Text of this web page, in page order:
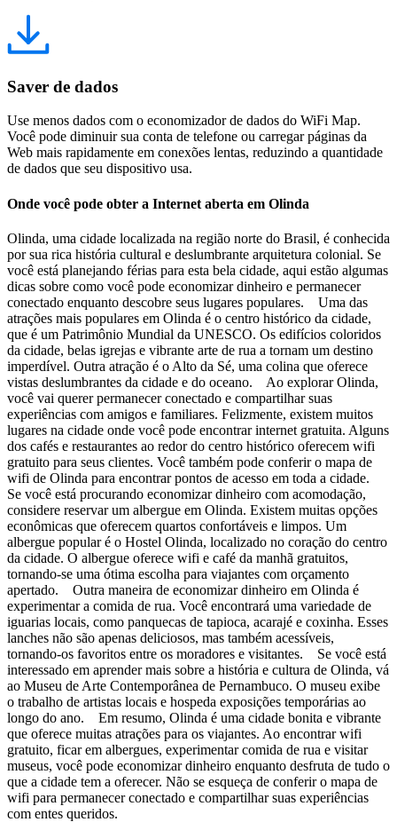
Saver de dados
Use menos dados com o economizador de dados do WiFi Map.
Você pode diminuir sua conta de telefone ou carregar páginas da
Web mais rapidamente em conexões lentas, reduzindo a quantidade
de dados que seu dispositivo usa.
Onde você pode obter a Internet aberta em Olinda
Olinda, uma cidade localizada na região norte do Brasil, é conhecida
por sua rica história cultural e deslumbrante arquitetura colonial. Se
você está planejando férias para esta bela cidade, aqui estão algumas
dicas sobre como você pode economizar dinheiro e permanecer
conectado enquanto descobre seus lugares populares. Uma das
atrações mais populares em Olinda é o centro histórico da cidade,
que é um Patrimônio Mundial da UNESCO. Os edifícios coloridos
da cidade, belas igrejas e vibrante arte de rua a tornam um destino
imperdível. Outra atração é o Alto da Sé, uma colina que oferece
vistas deslumbrantes da cidade e do oceano. Ao explorar Olinda,
você vai querer permanecer conectado e compartilhar suas
experiências com amigos e familiares. Felizmente, existem muitos
lugares na cidade onde você pode encontrar internet gratuita. Alguns
dos cafés e restaurantes ao redor do centro histórico oferecem wifi
gratuito para seus clientes. Você também pode conferir o mapa de
wifi de Olinda para encontrar pontos de acesso em toda a cidade.
Se você está procurando economizar dinheiro com acomodação,
considere reservar um albergue em Olinda. Existem muitas opções
econômicas que oferecem quartos confortáveis e limpos. Um
albergue popular é o Hostel Olinda, localizado no coração do centro
da cidade. O albergue oferece wifi e café da manhã gratuitos,
tornando-se uma ótima escolha para viajantes com orçamento
apertado. Outra maneira de economizar dinheiro em Olinda é
experimentar a comida de rua. Você encontrará uma variedade de
iguarias locais, como panquecas de tapioca, acarajé e coxinha. Esses
lanches não são apenas deliciosos, mas também acessíveis,
tornando-os favoritos entre os moradores e visitantes. Se você está
interessado em aprender mais sobre a história e cultura de Olinda, vá
ao Museu de Arte Contemporânea de Pernambuco. O museu exibe
o trabalho de artistas locais e hospeda exposições temporárias ao
longo do ano. Em resumo, Olinda é uma cidade bonita e vibrante
que oferece muitas atrações para os viajantes. Ao encontrar wifi
gratuito, ficar em albergues, experimentar comida de rua e visitar
museus, você pode economizar dinheiro enquanto desfruta de tudo o
que a cidade tem a oferecer. Não se esqueça de conferir o mapa de
wifi para permanecer conectado e compartilhar suas experiências
com entes queridos.